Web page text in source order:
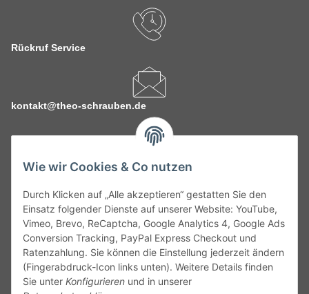
Wie wir Cookies & Co nutzen
Durch Klicken auf „Alle akzeptieren“ gestatten Sie den
Einsatz folgender Dienste auf unserer Website: YouTube,
Vimeo, Brevo, ReCaptcha, Google Analytics 4, Google Ads
Conversion Tracking, PayPal Express Checkout und
Ratenzahlung. Sie können die Einstellung jederzeit ändern
(Fingerabdruck-Icon links unten). Weitere Details finden
Sie unter Konfigurieren und in unserer
Rückruf Service
kontakt@theo-schrauben.de
Service
Gesetzliche Informationen
Alle technischen Angaben ohne Gewähr. Irrtümer und fehlerhafte